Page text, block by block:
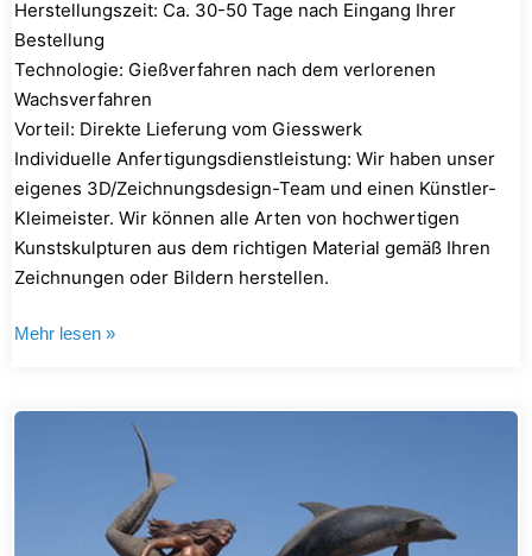
Herstellungszeit: Ca. 30-50 Tage nach Eingang Ihrer
Bestellung
Technologie: Gießverfahren nach dem verlorenen
Wachsverfahren
Vorteil: Direkte Lieferung vom Giesswerk
Individuelle Anfertigungsdienstleistung: Wir haben unser
eigenes 3D/Zeichnungsdesign-Team und einen Künstler-
Kleimeister. Wir können alle Arten von hochwertigen
Kunstskulpturen aus dem richtigen Material gemäß Ihren
Zeichnungen oder Bildern herstellen.
Mehr lesen »